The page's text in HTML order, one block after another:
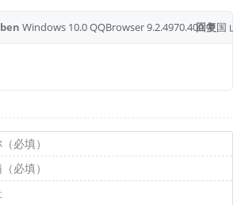
回复
Windows 10.0QQBrowser 9.2.4970.400中国